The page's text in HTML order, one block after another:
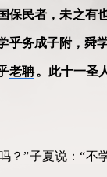
保民者，未之有
乎务成子附，舜
老聃。此十一圣
？”子夏说：“不